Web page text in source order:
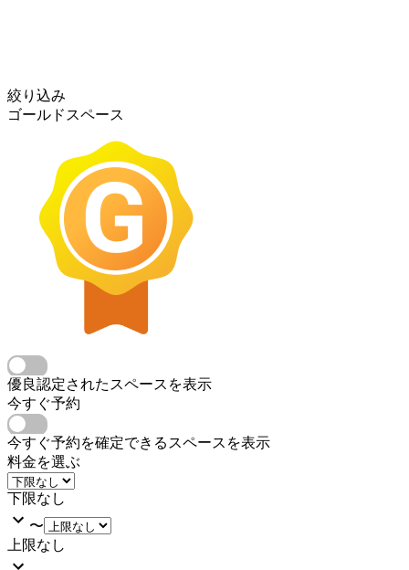
絞り込み
ゴールドスペース
優良認定されたスペースを表示
今すぐ予約
今すぐ予約を確定できるスペースを表示
料金を選ぶ
下限なし
〜
上限なし